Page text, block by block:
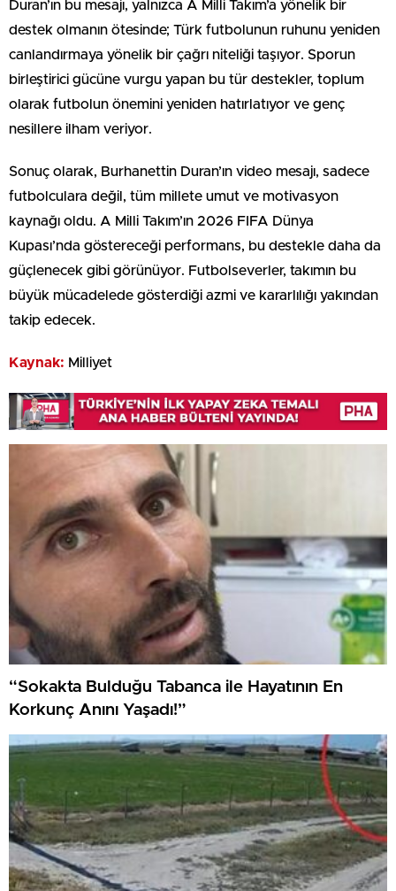
Duran’ın bu mesajı, yalnızca A Milli Takım’a yönelik bir
destek olmanın ötesinde; Türk futbolunun ruhunu yeniden
canlandırmaya yönelik bir çağrı niteliği taşıyor. Sporun
birleştirici gücüne vurgu yapan bu tür destekler, toplum
olarak futbolun önemini yeniden hatırlatıyor ve genç
nesillere ilham veriyor.
Sonuç olarak, Burhanettin Duran’ın video mesajı, sadece
futbolculara değil, tüm millete umut ve motivasyon
kaynağı oldu. A Milli Takım’ın 2026 FIFA Dünya
Kupası’nda göstereceği performans, bu destekle daha da
güçlenecek gibi görünüyor. Futbolseverler, takımın bu
büyük mücadelede gösterdiği azmi ve kararlılığı yakından
takip edecek.
Kaynak: Milliyet
“Sokakta Bulduğu Tabanca ile Hayatının En
Korkunç Anını Yaşadı!”